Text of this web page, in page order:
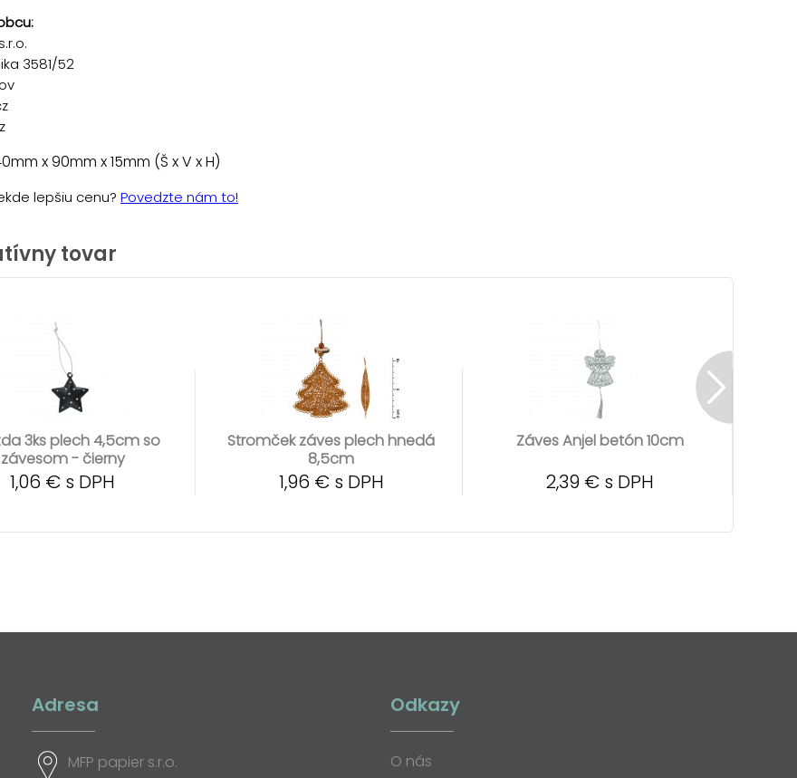
3581/52
x 90mm x 15mm (Š x V x H)
lepšiu cenu? Povedzte nám to!
tovar
3ks plech 4,5cm so
závesom - čierny
1,06 € s DPH
Stromček záves plech hnedá
8,5cm
1,96 € s DPH
Záves Anjel betón 10cm
2,39 € s DPH
Adresa
MFP papier s.r.o.
Odkazy
O nás